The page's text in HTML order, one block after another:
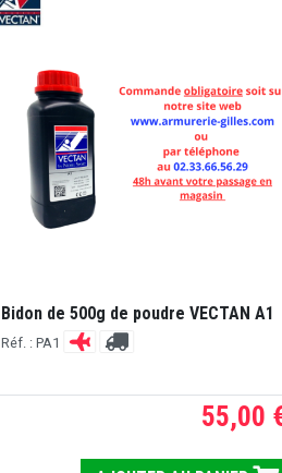
Bidon de 500g de poudre VECTAN A1
Réf. : PA1
55,00